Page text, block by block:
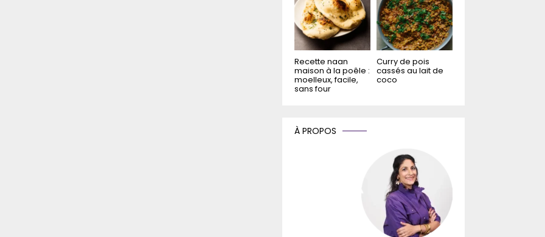
Recette naan
maison à la poêle :
moelleux, facile,
sans four
Curry de pois
cassés au lait de
coco
À PROPOS